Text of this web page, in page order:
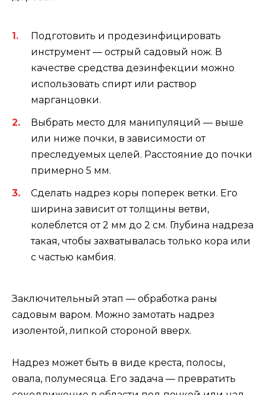
Подготовить и продезинфицировать
инструмент — острый садовый нож. В
качестве средства дезинфекции можно
использовать спирт или раствор
марганцовки.
Выбрать место для манипуляций — выше
или ниже почки, в зависимости от
преследуемых целей. Расстояние до почки
примерно 5 мм.
Сделать надрез коры поперек ветки. Его
ширина зависит от толщины ветви,
колеблется от 2 мм до 2 см. Глубина надреза
такая, чтобы захватывалась только кора или
с частью камбия.
Заключительный этап — обработка раны
садовым варом. Можно замотать надрез
изолентой, липкой стороной вверх.
Надрез может быть в виде креста, полосы,
овала, полумесяца. Его задача — превратить